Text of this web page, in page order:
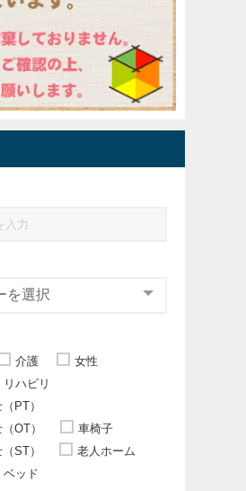
介護
女性
リハビリ
PT）
OT）
車椅子
ST）
老人ホーム
ベッド